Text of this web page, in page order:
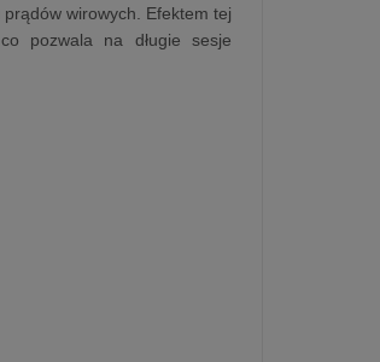
wirowych. Efektem tej
pozwala na długie sesje